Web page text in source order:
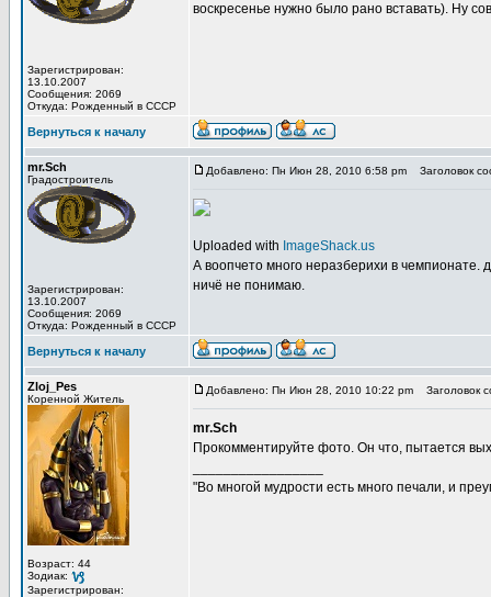
Зарегистрирован:
13.10.2007
Сообщения: 2069
Откуда: Рожденный в СССР
воскресенье нужно было рано вставать). Ну
Вернуться к началу
mr.Sch
Градостроитель
Зарегистрирован:
13.10.2007
Сообщения: 2069
Откуда: Рожденный в СССР
Добавлено: Пн Июн 28, 2010 6:58 pm Заголовок
Uploaded with ImageShack.us
А воопчето много неразберихи в
ничё не понимаю.
Вернуться к началу
Zloj_Pes
Коренной Житель
Возраст: 44
Зодиак:
Зарегистрирован:
Добавлено: Пн Июн 28, 2010 10:22 pm Заголовок
mr.Sch
Прокомментируйте фото. Он что, пытается
"Во многой мудрости есть много печали, и